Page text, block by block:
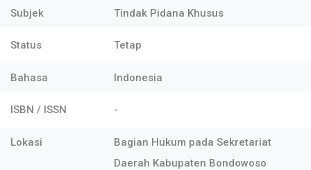
Subjek Tindak Pidana Khusus
Status Tetap
Bahasa Indonesia
ISBN / ISSN -
Lokasi
Bagian Hukum pada Sekretariat
Daerah Kabupaten Bondowoso